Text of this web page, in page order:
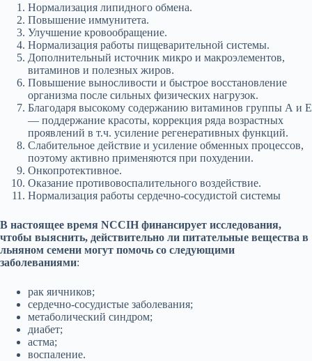
Нормализация липидного обмена.
Повышение иммунитета.
Улучшение кровообращение.
Нормализация работы пищеварительной системы.
Дополнительный источник микро и макроэлементов,
витаминов и полезных жиров.
Повышение выносливости и быстрое восстановление
организма после сильных физических нагрузок.
Благодаря высокому содержанию витаминов группы А и Е
— поддержание красоты, коррекция ряда возрастных
проявлений в т.ч. усиление регенеративных функций.
Слабительное действие и усиление обменных процессов,
поэтому активно применяются при похудении.
Онкопротективное.
Оказание противовоспалительного воздействие.
Нормализация работы сердечно-сосудистой системы
В настоящее время NCCIH финансирует исследования,
чтобы выяснить, действительно ли питательные вещества в
льняном семени могут помочь со следующими
заболеваниями:
рак яичников;
сердечно-сосудистые заболевания;
метаболический синдром;
диабет;
астма;
воспаление.